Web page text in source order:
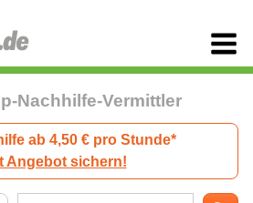
Nachhilfe-Vermittler
ab 4,50 € pro Stunde*
Angebot sichern!